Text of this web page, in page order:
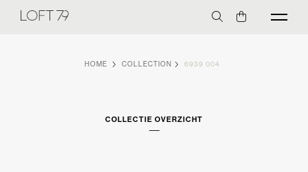
HOME COLLECTION 6939 004
COLLECTIE OVERZICHT